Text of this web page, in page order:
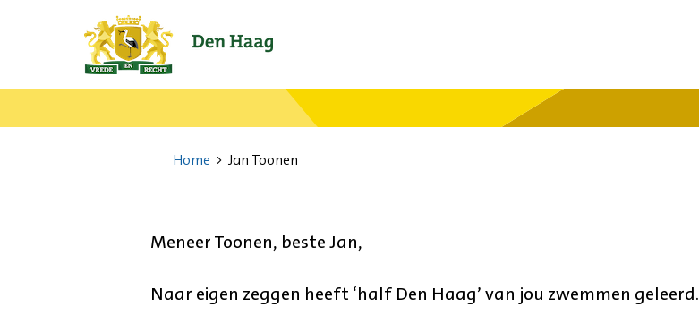
Ga
naar
de
Home Jan Toonen
Meneer Toonen, beste Jan,
Naar eigen zeggen heeft ‘half Den Haag’ van jou zwemmen geleerd.